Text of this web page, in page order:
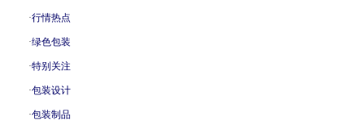
·行情热点
·绿色包装
·特别关注
·包装设计
·包装制品